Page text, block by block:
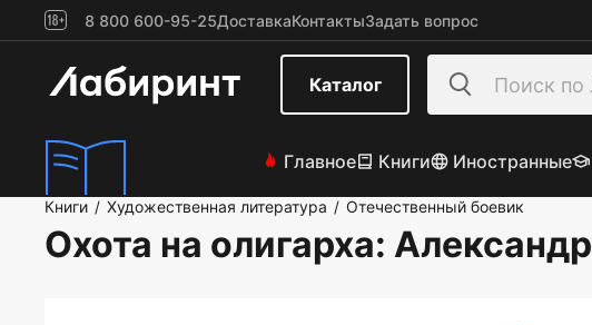
8 800 600-95-25ДоставкаКонтактыЗадать вопрос
Каталог
Главное Книги Иностранные
Книги / Художественная литература / Отечественный боевик
Охота на олигарха: